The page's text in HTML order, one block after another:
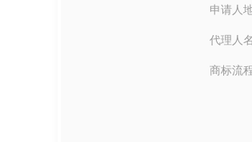
申请人
代理人
商标流